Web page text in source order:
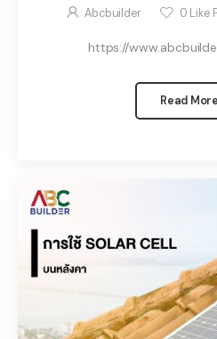
Abcbuilder 0 Like
https://
Read More